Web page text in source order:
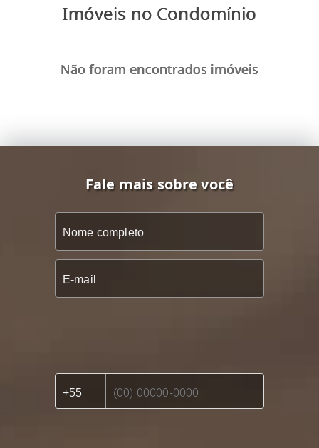
Imóveis no Condomínio
Não foram encontrados imóveis
Fale mais sobre você